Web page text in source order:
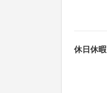
休日休暇